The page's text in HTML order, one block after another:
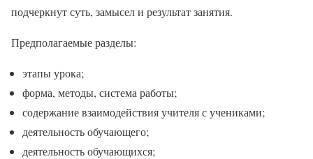
подчеркнут суть, замысел и результат занятия.
Предполагаемые разделы:
этапы урока;
форма, методы, система работы;
содержание взаимодействия учителя с учениками;
деятельность обучающего;
деятельность обучающихся;